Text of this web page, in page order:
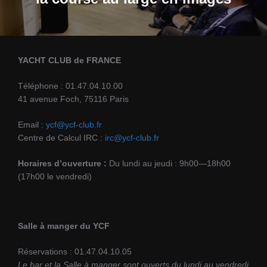
YACHT CLUB de FRANCE
Téléphone : 01.47.04.10.00
41 avenue Foch, 75116 Paris
Email : ycf@ycf-club.fr
Centre de Calcul IRC : irc@ycf-club.fr
Horaires d’ouverture : Du lundi au jeudi : 9h00—18h00
(17h00 le vendredi)
Salle à manger du YCF
Réservations : 01.47.04.10.05
Le bar et la Salle à manger sont ouverts du lundi au vendredi